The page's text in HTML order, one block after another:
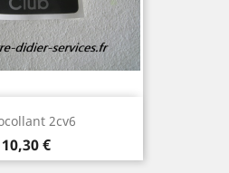
2cv6
Prix
10,30 €